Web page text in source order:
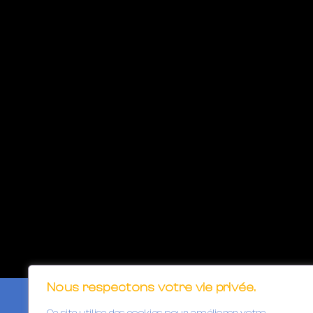
Nous respectons votre vie privée.